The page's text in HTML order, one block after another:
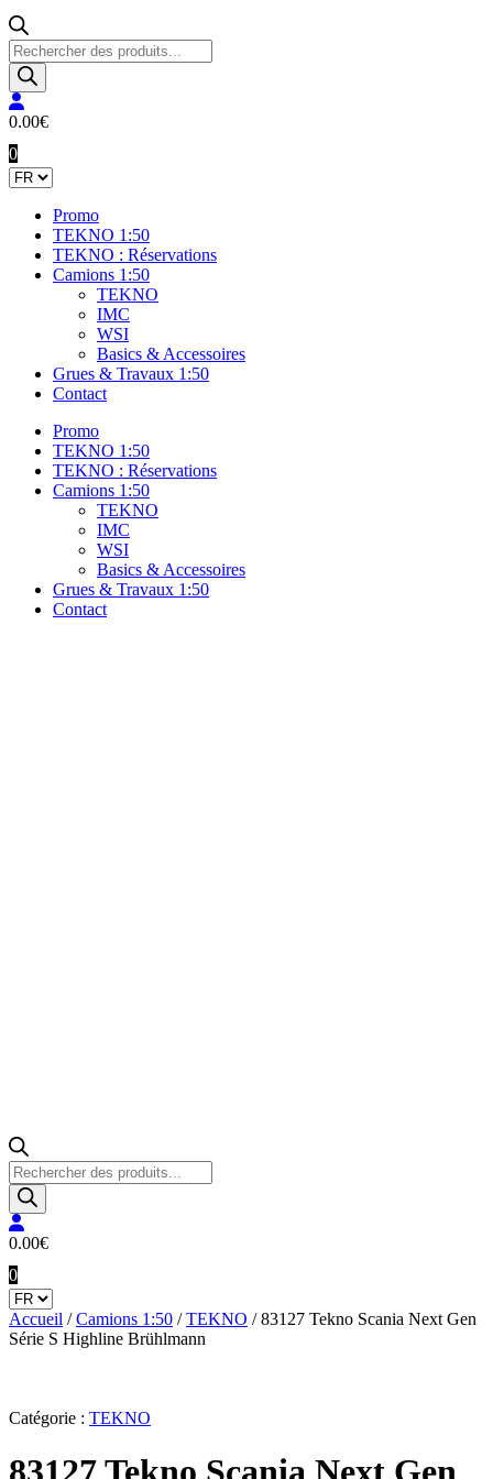
Recherche
de
produits
0.00€
0
Promo
TEKNO 1:50
TEKNO : Réservations
Camions 1:50
TEKNO
IMC
WSI
Basics & Accessoires
Grues & Travaux 1:50
Contact
Promo
TEKNO 1:50
TEKNO : Réservations
Camions 1:50
TEKNO
IMC
WSI
Basics & Accessoires
Grues & Travaux 1:50
Contact
Recherche
de
produits
0.00€
0
Accueil /Camions 1:50 /TEKNO / 83127 Tekno Scania Next Gen
Série S Highline Brühlmann
Catégorie : TEKNO